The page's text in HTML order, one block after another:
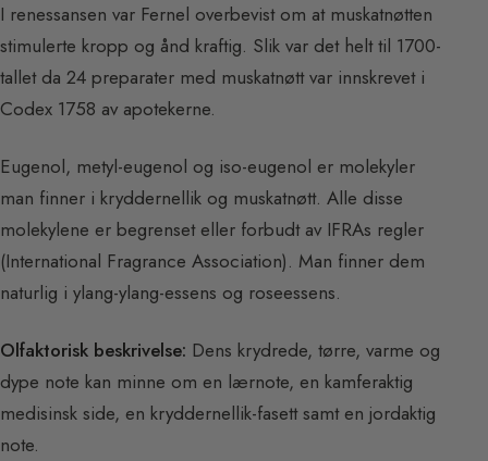
I renessansen var Fernel overbevist om at muskatnøtten
stimulerte kropp og ånd kraftig. Slik var det helt til 1700-
tallet da 24 preparater med muskatnøtt var innskrevet i
Codex 1758 av apotekerne.
Eugenol, metyl-eugenol og iso-eugenol er molekyler
man finner i kryddernellik og muskatnøtt. Alle disse
molekylene er begrenset eller forbudt av IFRAs regler
(International Fragrance Association). Man finner dem
naturlig i ylang-ylang-essens og roseessens.
Olfaktorisk beskrivelse: Dens krydrede, tørre, varme og
dype note kan minne om en lærnote, en kamferaktig
medisinsk side, en kryddernellik-fasett samt en jordaktig
note.